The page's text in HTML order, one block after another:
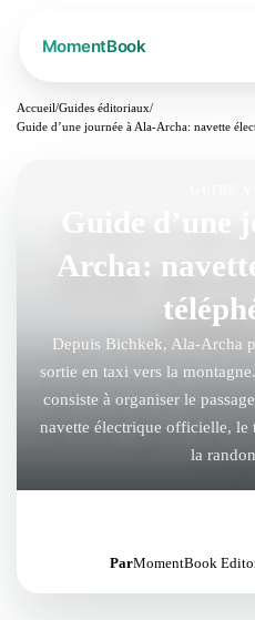
Accueil/Guides éditoriaux/
Guide d’une journée à Ala-Archa: navette
Guide d’une
Archa:
Depuis Bichkek, Ala-Archa
sortie en taxi vers la
consiste à organiser le
navette électrique officielle, le
la
ParMomentBook